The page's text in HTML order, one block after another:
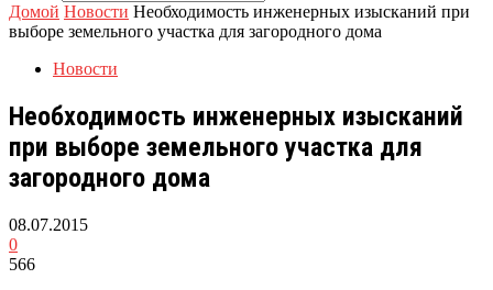
Домой Новости Необходимость инженерных изысканий при
выборе земельного участка для загородного дома
Новости
Необходимость инженерных изысканий
при выборе земельного участка для
загородного дома
08.07.2015
0
566